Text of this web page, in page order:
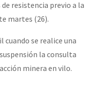
resistencia previo a la
martes (26).
cuando se realice una
la consulta
minera en vilo.